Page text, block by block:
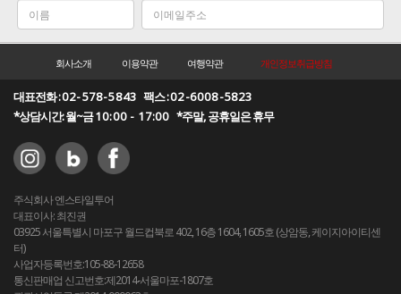
회사소개 이용약관 여행약관 개인정보취급방침
대표전화 :02-578-5843 팩스 :02-6008-5823
*상담시간: 월~금10:00 - 17:00 *주말, 공휴일은 휴무
주식회사 엔스타일투어
대표이사: 최진권
03925 서울특별시 마포구 월드컵북로 402, 16층 1604, 1605호 (상암동, 케이지아이티센
터)
사업자등록번호:105-88-12658
통신판매업 신고번호:제2014-서울마포-1807호